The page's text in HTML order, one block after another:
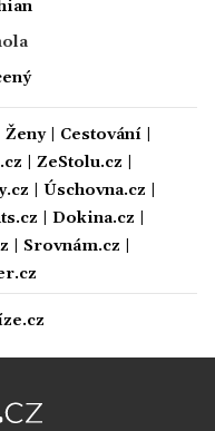
Ženy| Cestování|
ZeStolu.cz
Úschovna.cz
Dokina.cz
Srovnám.cz